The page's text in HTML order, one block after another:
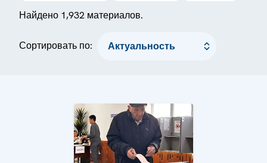
Найдено 1,932 материалов.
Сортировать по: